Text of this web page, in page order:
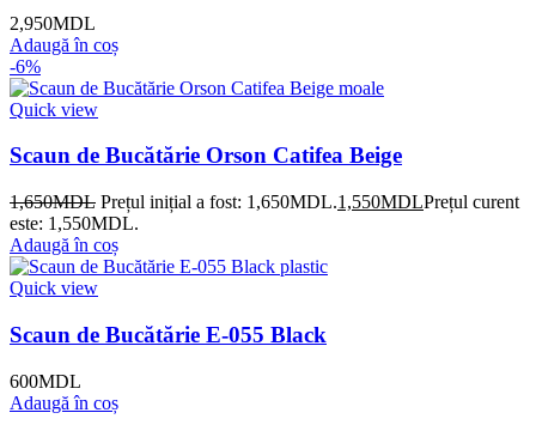
2,950MDL
Adaugă în coș
-6%
Quick view
Scaun de Bucătărie Orson Catifea Beige
1,650MDL Prețul inițial a fost: 1,650MDL.1,550MDLPrețul curent
este: 1,550MDL.
Adaugă în coș
Quick view
Scaun de Bucătărie E-055 Black
600MDL
Adaugă în coș